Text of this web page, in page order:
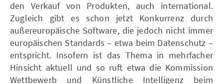
den Verkauf von Produkten, auch international.
Zugleich gibt es schon jetzt Konkurrenz durch
außereuropäische Software, die jedoch nicht immer
europäischen Standards – etwa beim Datenschutz –
entspricht. Insofern ist das Thema in mehrfacher
Hinsicht aktuell und so ruft etwa die Kommission
Wettbewerb und Künstliche Intelligenz beim